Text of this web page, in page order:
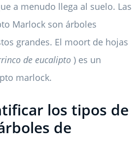
a menudo llega al suelo. Las
Marlock son árboles
grandes. El moort de hojas
de eucalipto ) es un
marlock.
los tipos de
de